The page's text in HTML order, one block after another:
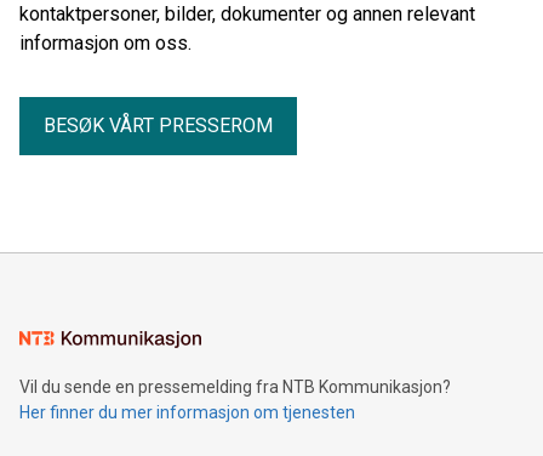
kontaktpersoner, bilder, dokumenter og annen relevant
informasjon om oss.
BESØK VÅRT PRESSEROM
Vil du sende en pressemelding fra NTB Kommunikasjon?
Her finner du mer informasjon om tjenesten